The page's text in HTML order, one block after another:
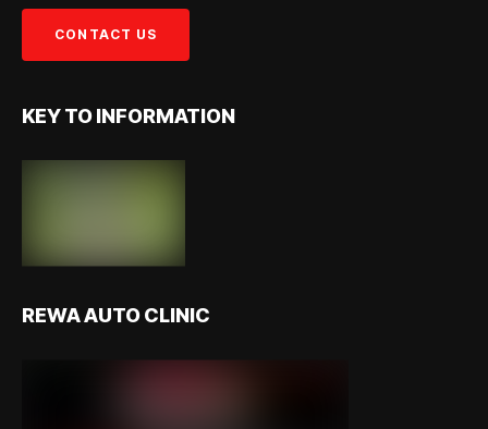
KEY TO INFORMATION
REWA AUTO CLINIC